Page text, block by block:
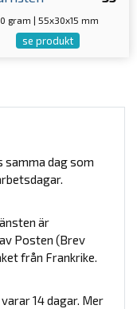
gram | 55x30x15 mm
se produkt
samma dag som
är
Posten (Brev
från Frankrike.
14 dagar. Mer